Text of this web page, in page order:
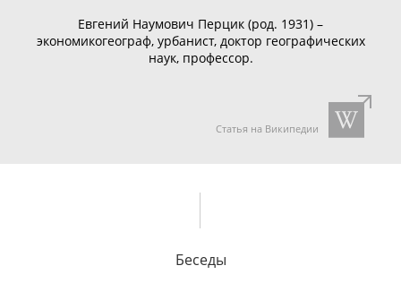
Евгений Наумович Перцик (род. 1931) –
экономикогеограф, урбанист, доктор географических
наук, профессор.
Статья на Википедии
Беседы